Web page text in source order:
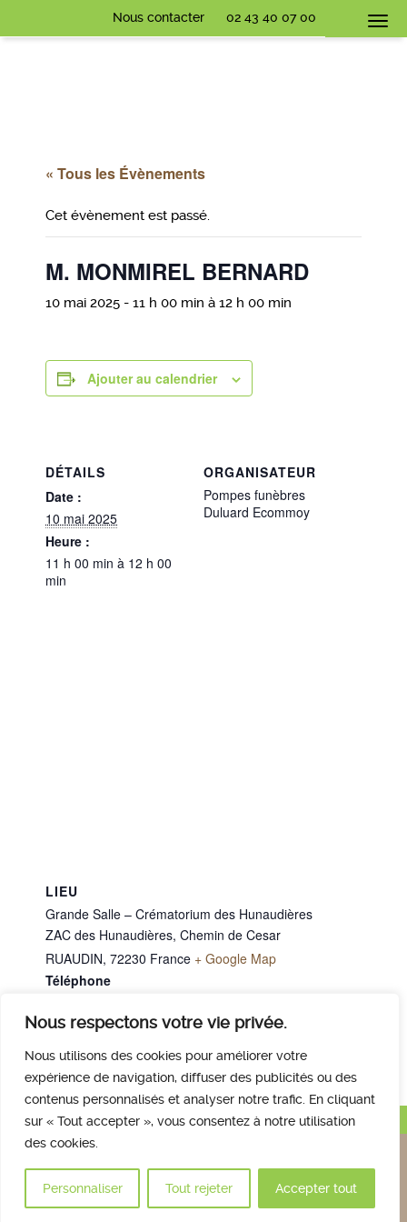
Nous respectons votre vie privée.
Nous utilisons des cookies pour améliorer votre
expérience de navigation, diffuser des publicités ou des
contenus personnalisés et analyser notre trafic. En cliquant
sur « Tout accepter », vous consentez à notre utilisation
des cookies.
Personnaliser Tout rejeter Accepter tout
Nous contacter 02 43 40 07 00
« Tous les Évènements
Cet évènement est passé.
M. MONMIREL BERNARD
10 mai 2025 - 11 h 00 min à 12 h 00 min
Ajouter au calendrier
DÉTAILS
Date :
10 mai 2025
Heure :
11 h 00 min à 12 h 00
min
ORGANISATEUR
Pompes funèbres
Duluard Ecommoy
LIEU
Grande Salle – Crématorium des Hunaudières
ZAC des Hunaudières, Chemin de Cesar
RUAUDIN, 72230 France + Google Map
Téléphone
M. MICHEL Lucien M. CHARTIER Arnaud
Haut de page
Nous contacter
Plan et accès
Mentions légales
© 2017 Crématorium des Hunaudières